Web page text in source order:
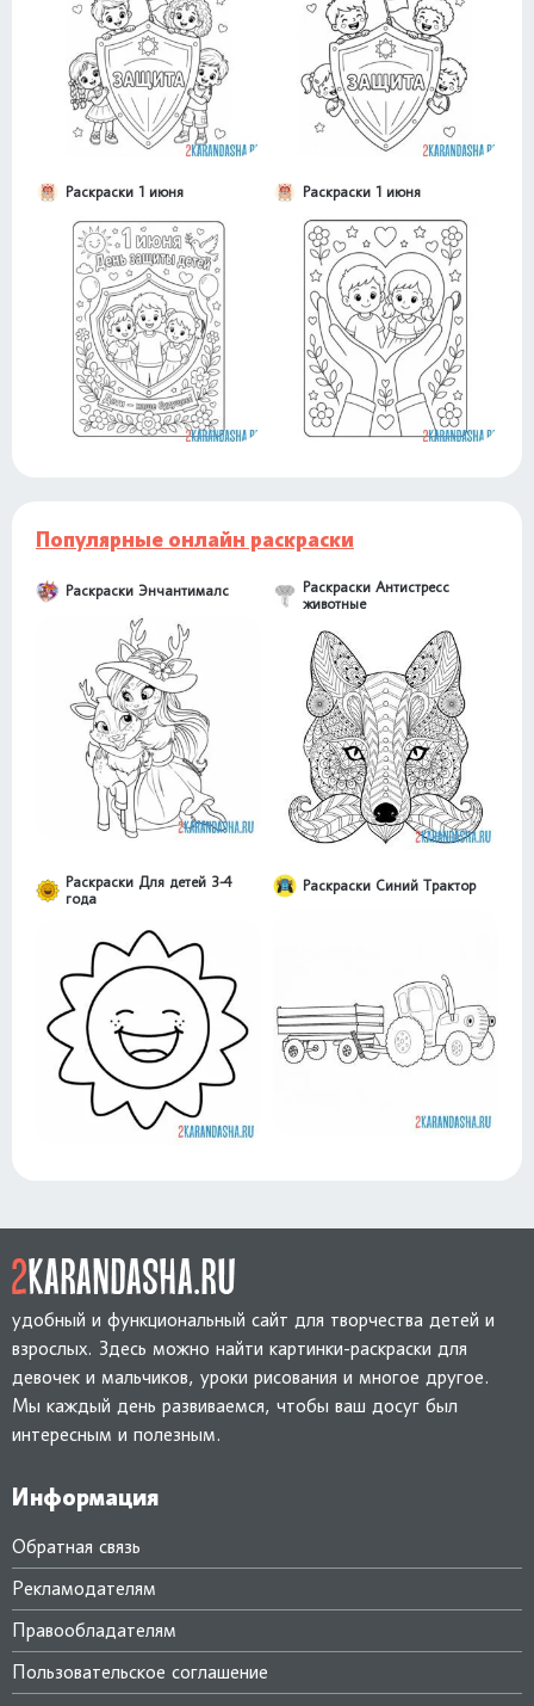
Раскраски 1 июня Раскраски 1 июня
Популярные онлайн раскраски
Раскраски Энчантималс
Раскраски Антистресс
животные
Раскраски Для детей 3-4
года
Раскраски Синий Трактор
удобный и функциональный сайт для творчества детей и
взрослых. Здесь можно найти картинки-раскраски для
девочек и мальчиков, уроки рисования и многое другое.
Мы каждый день развиваемся, чтобы ваш досуг был
интересным и полезным.
Информация
Обратная связь
Рекламодателям
Правообладателям
Пользовательское соглашение